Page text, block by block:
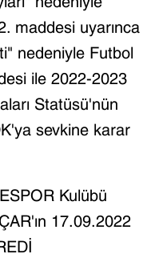
nedeniyle
maddesi uyarınca
nedeniyle Futbol
ile 2022-2023
Statüsü'nün
sevkine karar
Kulübü
17.09.2022